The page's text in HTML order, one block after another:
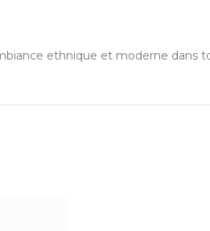
ethnique et moderne dans